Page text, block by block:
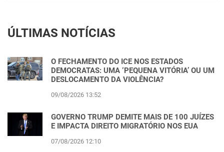
ÚLTIMAS NOTÍCIAS
O FECHAMENTO DO ICE NOS ESTADOS
DEMOCRATAS: UMA ‘PEQUENA VITÓRIA’ OU UM
DESLOCAMENTO DA VIOLÊNCIA?
09/08/2026 13:52
GOVERNO TRUMP DEMITE MAIS DE 100 JUÍZES
E IMPACTA DIREITO MIGRATÓRIO NOS EUA
07/08/2026 12:10